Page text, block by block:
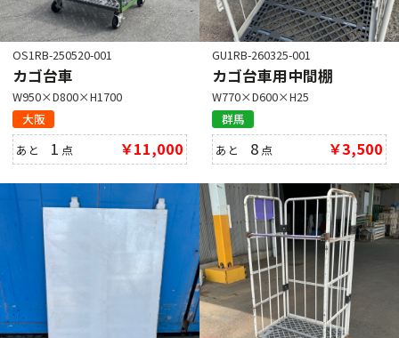
OS1RB-250520-001
カゴ台車
W950×D800×H1700
大阪
あと 1 点 ￥11,000
GU1RB-260325-001
カゴ台車用中間棚
W770×D600×H25
群馬
あと 8 点 ￥3,500